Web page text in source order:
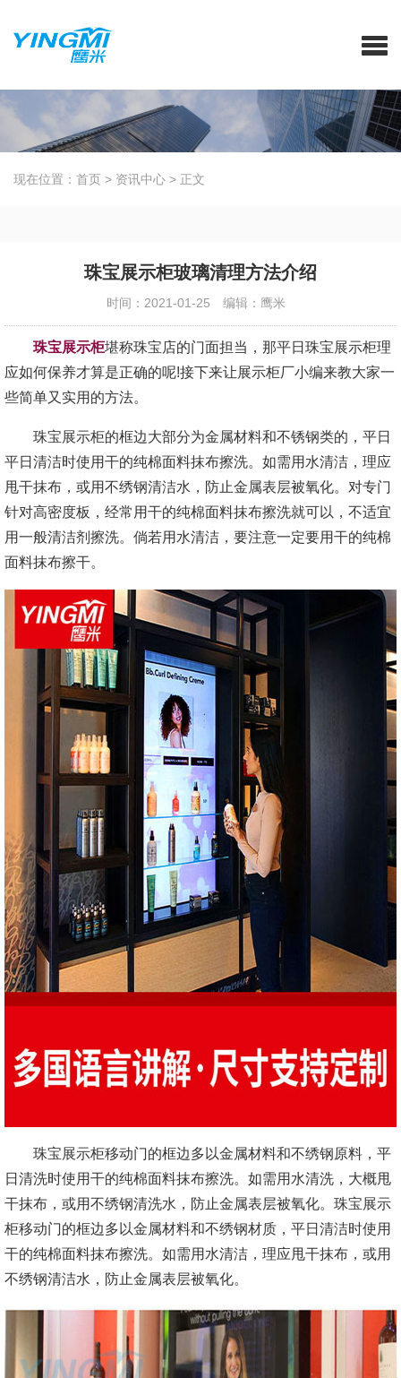
现在位置： 首页 > 资讯中心 > 正文
珠宝展示柜玻璃清理方法介绍
时间：2021-01-25 编辑：鹰米
珠宝展示柜堪称珠宝店的门面担当，那平日珠宝展示柜理
应如何保养才算是正确的呢!接下来让展示柜厂小编来教大家一
些简单又实用的方法。
珠宝展示柜的框边大部分为金属材料和不锈钢类的，平日
平日清洁时使用干的纯棉面料抹布擦洗。如需用水清洁，理应
甩干抹布，或用不绣钢清洁水，防止金属表层被氧化。对专门
针对高密度板，经常用干的纯棉面料抹布擦洗就可以，不适宜
用一般清洁剂擦洗。倘若用水清洁，要注意一定要用干的纯棉
面料抹布擦干。
珠宝展示柜移动门的框边多以金属材料和不绣钢原料，平
日清洗时使用干的纯棉面料抹布擦洗。如需用水清洗，大概甩
干抹布，或用不绣钢清洗水，防止金属表层被氧化。珠宝展示
柜移动门的框边多以金属材料和不绣钢材质，平日清洁时使用
干的纯棉面料抹布擦洗。如需用水清洁，理应甩干抹布，或用
不绣钢清洁水，防止金属表层被氧化。